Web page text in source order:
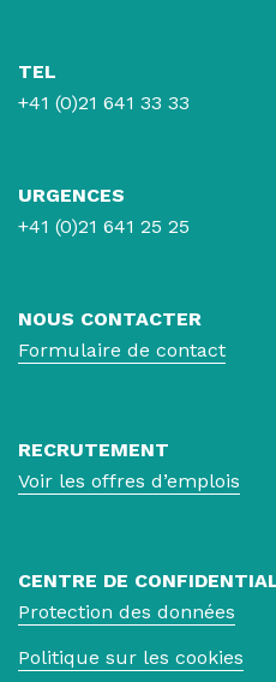
TEL
+41 (0)21 641 33 33
URGENCES
+41 (0)21 641 25 25
NOUS CONTACTER
Formulaire de contact
RECRUTEMENT
Voir les offres d’emplois
CENTRE DE
Protection des données
Politique sur les cookies